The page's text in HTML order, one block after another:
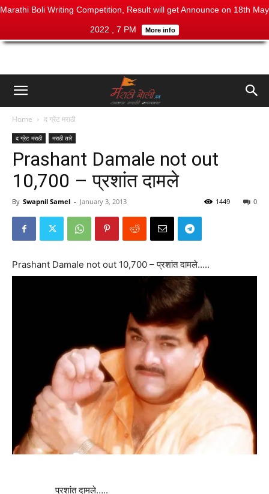
Marathi Boli Writing Competition, Result will get Announce on 18th May
2022 , 7 PM More info
Home द ग्रेट मराठी
द ग्रेट मराठी मराठी तारे
Prashant Damale not out
10,700 – प्रशांत दामले
By Swapnil Samel - January 3, 2013 0
1449
Prashant Damale not out 10,700 – प्रशांत दामले…..
प्रशांत दामले…..